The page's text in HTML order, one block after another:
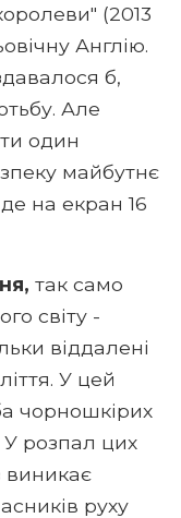
(2013
Англію.
б,
Але
один
майбутнє
на екран 16
так само
світу -
віддалені
У цей
чорношкірих
У розпал цих
виникає
руху